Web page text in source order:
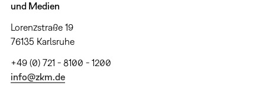
und Medien
Lorenzstraße 19
76135 Karlsruhe
+49 (0) 721 - 8100 - 1200
info@zkm.de